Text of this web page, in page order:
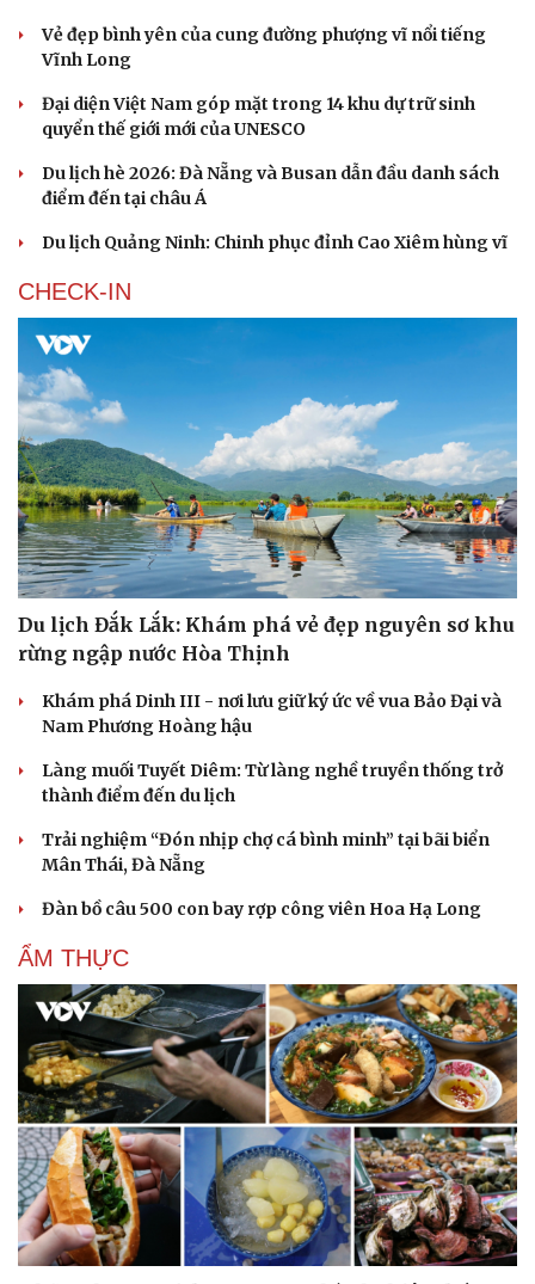
Vẻ đẹp bình yên của cung đường phượng vĩ nổi tiếng
Vĩnh Long
Đại diện Việt Nam góp mặt trong 14 khu dự trữ sinh
quyển thế giới mới của UNESCO
Du lịch hè 2026: Đà Nẵng và Busan dẫn đầu danh sách
điểm đến tại châu Á
Du lịch Quảng Ninh: Chinh phục đỉnh Cao Xiêm hùng vĩ
CHECK-IN
Du lịch Đắk Lắk: Khám phá vẻ đẹp nguyên sơ khu
rừng ngập nước Hòa Thịnh
Khám phá Dinh III - nơi lưu giữ ký ức về vua Bảo Đại và
Nam Phương Hoàng hậu
Làng muối Tuyết Diêm: Từ làng nghề truyền thống trở
thành điểm đến du lịch
Trải nghiệm “Đón nhịp chợ cá bình minh” tại bãi biển
Mân Thái, Đà Nẵng
Đàn bồ câu 500 con bay rợp công viên Hoa Hạ Long
ẨM THỰC